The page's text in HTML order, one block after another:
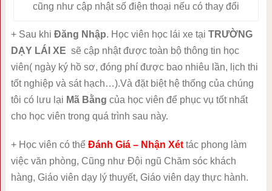
cũng như cập nhật số điện thoại nếu có thay đổi
+ Sau khi Đăng Nhập. Học viên học lái xe tại TRƯỜNG
DẠY LÁI XE sẽ cập nhật được toàn bộ thông tin học
viên( ngày ký hồ sơ, đóng phí được bao nhiêu lần, lịch thi
tốt nghiệp và sát hạch…).Và đặt biệt hệ thống của chúng
tôi có lưu lại Mã Bằng của học viên để phục vụ tốt nhất
cho học viên trong quá trình sau này.
+ Học viên có thể Đánh Giá – Nhận Xéttác phong làm
việc văn phòng, Cũng như Đội ngũ Chăm sóc khách
hàng, Giáo viên dạy lý thuyết, Giáo viên dạy thực hành.